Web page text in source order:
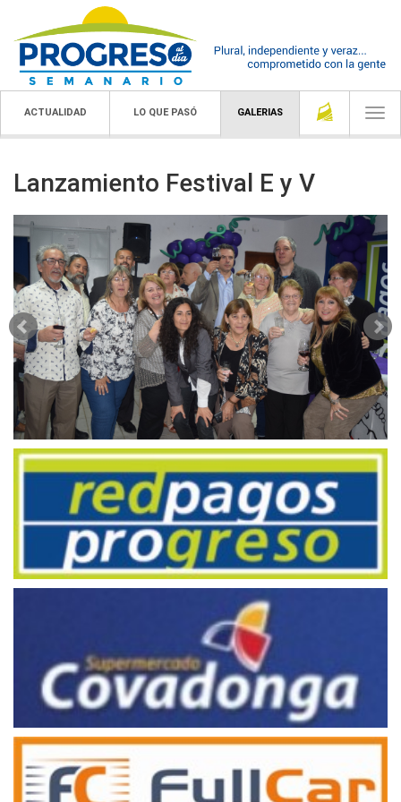
ACTUALIDAD LO QUE PASÓ GALERIAS
Lanzamiento Festival E y V